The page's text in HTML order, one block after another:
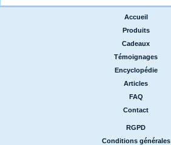
Accueil
Produits
Cadeaux
Témoignages
Encyclopédie
Articles
FAQ
Contact
RGPD
Conditions générales